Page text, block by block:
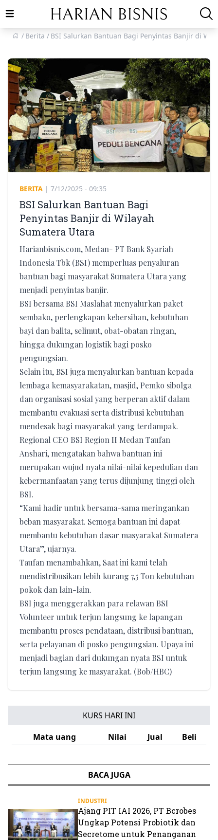
Open main menu
Berita
BSI Salurkan Bantuan Bagi Penyintas Banjir di
BERITA | 7/12/2025 - 09:35
BSI Salurkan Bantuan Bagi
Penyintas Banjir di Wilayah
Sumatera Utara
Harianbisnis.com, Medan- PT Bank Syariah
Indonesia Tbk (BSI) memperluas penyaluran
bantuan bagi masyarakat Sumatera Utara yang
menjadi penyintas banjir.
BSI bersama BSI Maslahat menyalurkan paket
sembako, perlengkapan kebersihan, kebutuhan
bayi dan balita, selimut, obat-obatan ringan,
hingga dukungan logistik bagi posko
pengungsian.
Selain itu, BSI juga menyalurkan bantuan kepada
lembaga kemasyarakatan, masjid, Pemko sibolga
dan organisasi sosial yang berperan aktif dalam
membantu evakuasi serta distribusi kebutuhan
mendesak bagi masyarakat yang terdampak.
Regional CEO BSI Region II Medan Taufan
Anshari, mengatakan bahwa bantuan ini
merupakan wujud nyata nilai-nilai kepedulian dan
kebermanfaatan yang terus dijunjung tinggi oleh
BSI.
“Kami hadir untuk bersama-sama meringankan
beban masyarakat. Semoga bantuan ini dapat
membantu kebutuhan dasar masyarakat Sumatera
Utara”, ujarnya.
Taufan menambahkan, Saat ini kami telah
mendistribusikan lebih kurang 7,5 Ton kebutuhan
pokok dan lain-lain.
BSI juga menggerakkan para relawan BSI
Volunteer untuk terjun langsung ke lapangan
membantu proses pendataan, distribusi bantuan,
serta pelayanan di posko pengungsian. Upaya ini
menjadi bagian dari dukungan nyata BSI untuk
terjun langsung ke masyarakat. (Bob/HBC)
KURS HARI INI
Mata uang
Nilai Jual Beli
BACA JUGA
INDUSTRI
Ajang PIT IAI 2026, PT Bcrobes
Ungkap Potensi Probiotik dan
Secretome untuk Penanganan